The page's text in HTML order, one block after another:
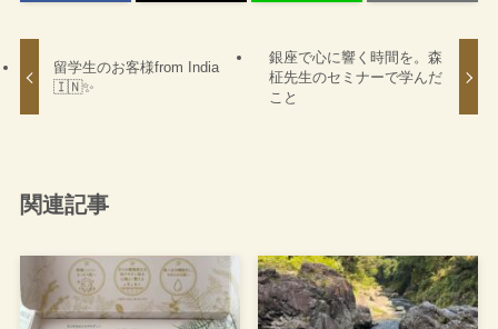
留学生のお客様from India
🇮🇳✨
銀座で心に響く時間を。森
柾先生のセミナーで学んだ
こと
関連記事